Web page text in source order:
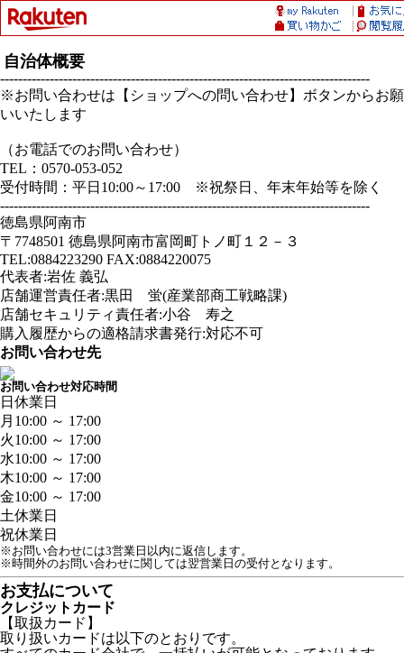
自治体概要
----------------------------------------------------------------------------------
※お問い合わせは【ショップへの問い合わせ】ボタンからお願
いいたします
（お電話でのお問い合わせ）
TEL：0570-053-052
受付時間：平日10:00～17:00 ※祝祭日、年末年始等を除く
----------------------------------------------------------------------------------
徳島県阿南市
〒7748501 徳島県阿南市富岡町トノ町１２－３
TEL:0884223290 FAX:0884220075
代表者:岩佐 義弘
店舗運営責任者:黒田 蛍(産業部商工戦略課)
店舗セキュリティ責任者:小谷 寿之
購入履歴からの適格請求書発行:対応不可
お問い合わせ先
お問い合わせ対応時間
日 休業日
月 10:00 ～ 17:00
火10:00 ～ 17:00
水10:00 ～ 17:00
木10:00 ～ 17:00
金10:00 ～ 17:00
土休業日
祝休業日
※お問い合わせには3営業日以内に返信します。
※時間外のお問い合わせに関しては翌営業日の受付となります。
お支払について
クレジットカード
【取扱カード】
取り扱いカードは以下のとおりです。